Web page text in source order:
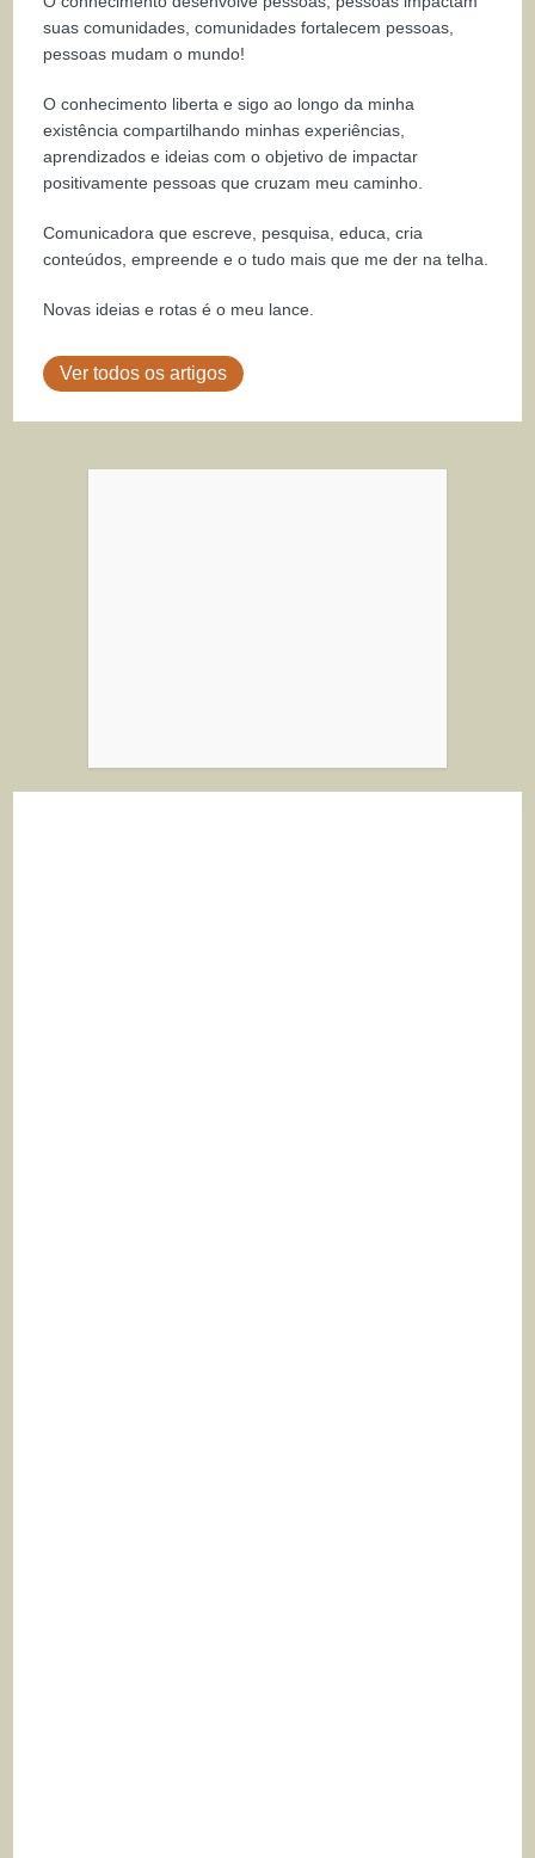
suas comunidades, comunidades fortalecem pessoas,
pessoas mudam o mundo!
O conhecimento liberta e sigo ao longo da minha
existência compartilhando minhas experiências,
aprendizados e ideias com o objetivo de impactar
positivamente pessoas que cruzam meu caminho.
Comunicadora que escreve, pesquisa, educa, cria
conteúdos, empreende e o tudo mais que me der na telha.
Novas ideias e rotas é o meu lance.
Ver todos os artigos